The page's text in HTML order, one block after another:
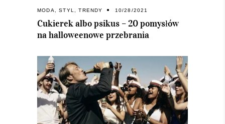
MODA,STYL,TRENDY 10/28/2021
Cukierek albo psikus – 20 pomysłów
na halloweenowe przebrania